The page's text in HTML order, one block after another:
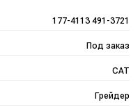
177-4113 491-3721
Под заказ
CAT
Грейдер